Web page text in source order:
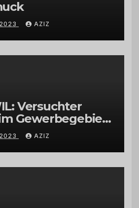
AZIZ
Versuchter
Gewerbegebiet
AZIZ